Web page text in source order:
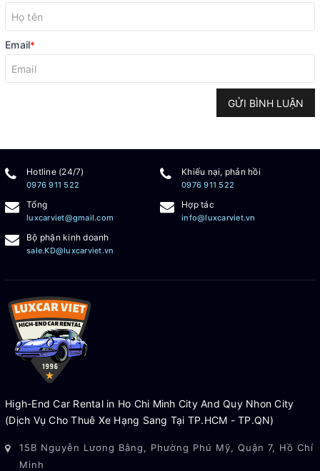
Email*
GỬI BÌNH LUẬN
Hotline (24/7)
0976 911 522
Khiếu nại, phản hồi
0976 911 522
Tổng
luxcarviet@gmail.com
Hợp tác
info@luxcarviet.vn
Bộ phận kinh doanh
sale.KD@luxcarviet.vn
High-End Car Rental in Ho Chi Minh City And Quy Nhon City
(Dịch Vụ Cho Thuê Xe Hạng Sang Tại TP.HCM - TP.QN)
15B Nguyễn Lương Bằng, Phường Phú Mỹ, Quận 7, Hồ Chí
Minh